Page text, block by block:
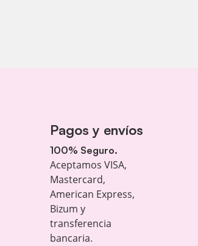
Pagos y envíos
100% Seguro.
Aceptamos VISA,
Mastercard,
American Express,
Bizum y
transferencia
bancaria.